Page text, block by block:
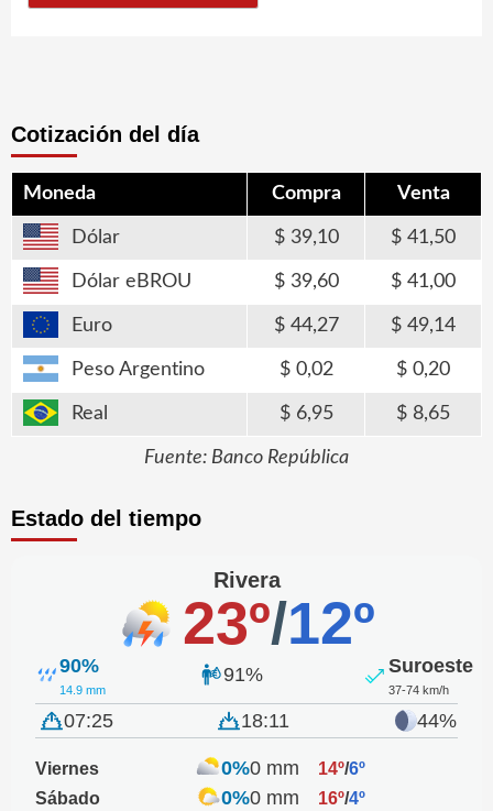
Cotización del día
Moneda Compra Venta
Dólar 39,10 41,50
Dólar eBROU 39,60 41,00
Euro 44,27 49,14
Peso Argentino 0,02 0,20
Real 6,95 8,65
Fuente: Banco República
Estado del tiempo
Rivera
23º/12º
90%
14.9 mm
91% Suroeste
37-74 km/h
07:25 18:11 44%
Viernes 0%0 mm 14º/6º
Sábado
0%0 mm 16º/4º